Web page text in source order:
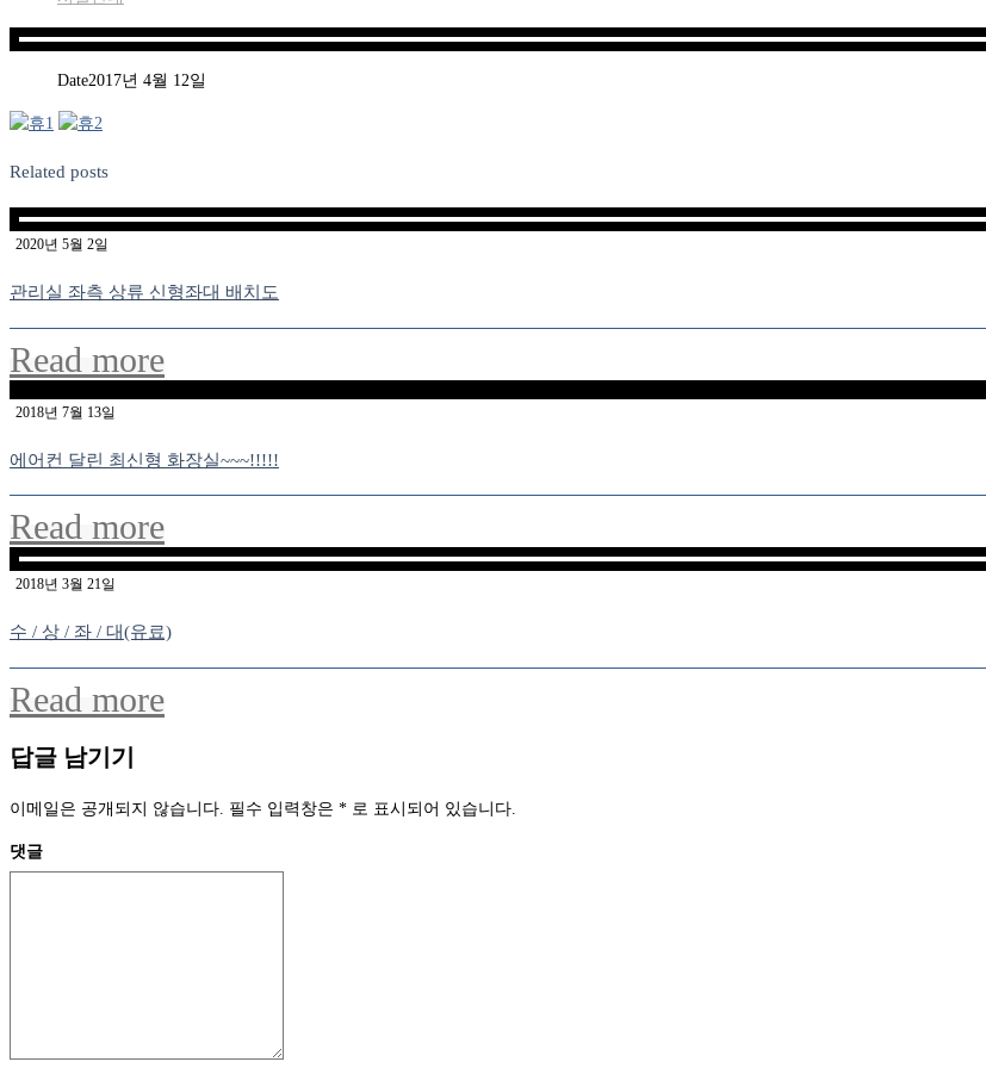
Date2017년 4월 12일
Related posts
2020년 5월 2일
관리실 좌측 상류 신형좌대 배치도
Read more
2018년 7월 13일
에어컨 달린 최신형 화장실~~~!!!!!
Read more
2018년 3월 21일
수 / 상 / 좌 / 대(유료)
Read more
답글 남기기
이메일은 공개되지 않습니다. 필수 입력창은 * 로 표시되어 있습니다.
댓글